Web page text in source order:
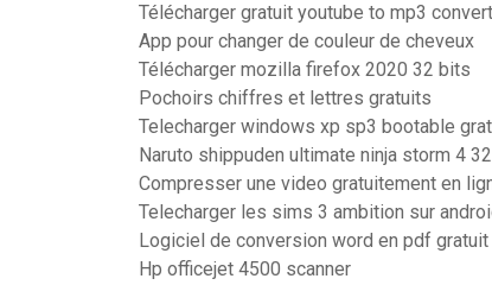
Télécharger gratuit youtube to mp3
App pour changer de couleur de cheveux
Télécharger mozilla firefox 2020 32 bits
Pochoirs chiffres et lettres gratuits
Telecharger windows xp sp3 bootable
Naruto shippuden ultimate ninja storm 4
Compresser une video gratuitement en
Telecharger les sims 3 ambition sur
Logiciel de conversion word en pdf
Hp officejet 4500 scanner